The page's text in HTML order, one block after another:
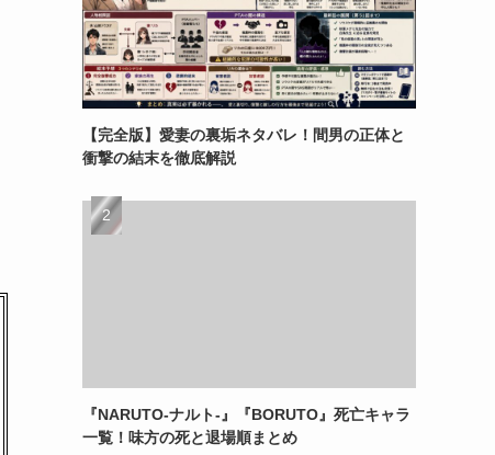
【完全版】愛妻の裏垢ネタバレ！間男の正体と
衝撃の結末を徹底解説
『NARUTO-ナルト-』『BORUTO』死亡キャラ
一覧！味方の死と退場順まとめ